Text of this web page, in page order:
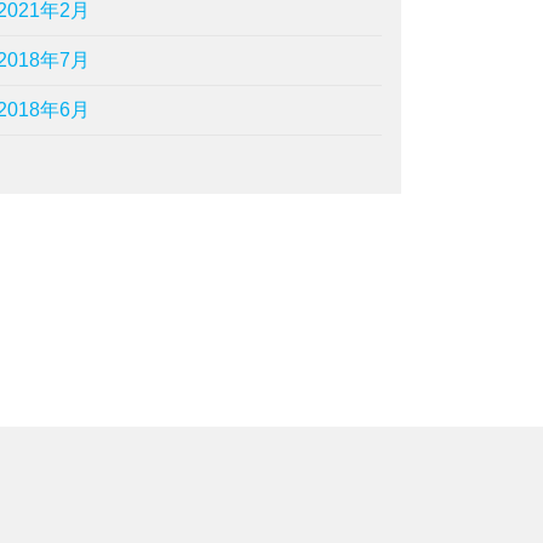
年2月
年7月
年6月